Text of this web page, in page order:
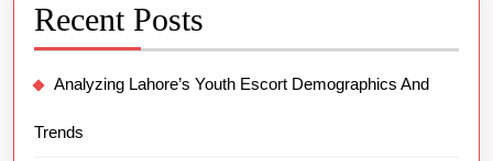
Recent Posts
Analyzing Lahore’s Youth Escort Demographics And
Trends